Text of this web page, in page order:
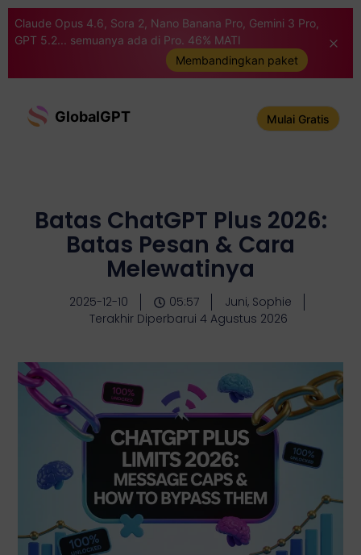
Claude Opus 4.6, Sora 2, Nano Banana Pro, Gemini 3 Pro,
GPT 5.2... semuanya ada di Pro. 46% MATI
Membandingkan paket
GlobalGPT Mulai Gratis
Batas ChatGPT Plus 2026:
Batas Pesan & Cara
Melewatinya
2025-12-10 05:57
Juni, Sophie
Terakhir Diperbarui 4 Agustus 2026